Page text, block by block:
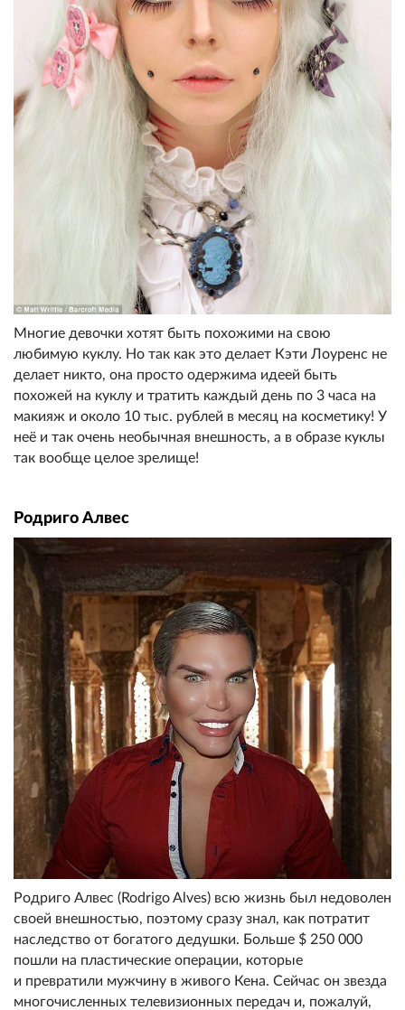
Многие девочки хотят быть похожими на свою
любимую куклу. Но так как это делает Кэти Лоуренс не
делает никто, она просто одержима идеей быть
похожей на куклу и тратить каждый день по 3 часа на
макияж и около 10 тыс. рублей в месяц на косметику! У
неё и так очень необычная внешность, а в образе куклы
так вообще целое зрелище!
Родриго Алвес
Родриго Алвес (Rodrigo Alves) всю жизнь был недоволен
своей внешностью, поэтому сразу знал, как потратит
наследство от богатого дедушки. Больше $ 250 000
пошли на пластические операции, которые
и превратили мужчину в живого Кена. Сейчас он звезда
многочисленных телевизионных передач и, пожалуй,